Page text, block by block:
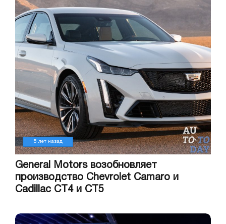
5 лет назад
General Motors возобновляет
производство Chevrolet Camaro и
Cadillac CT4 и CT5